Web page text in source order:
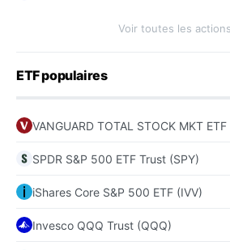
Voir toutes les
ETF populaires
VANGUARD TOTAL STOCK MKT ETF
SPDR S&P 500 ETF Trust (SPY)
iShares Core S&P 500 ETF (IVV)
Invesco QQQ Trust (QQQ)